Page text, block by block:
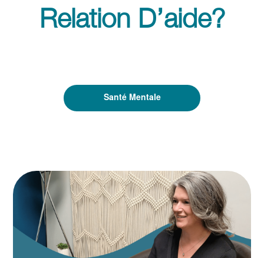
Relation D’aide?
Santé Mentale